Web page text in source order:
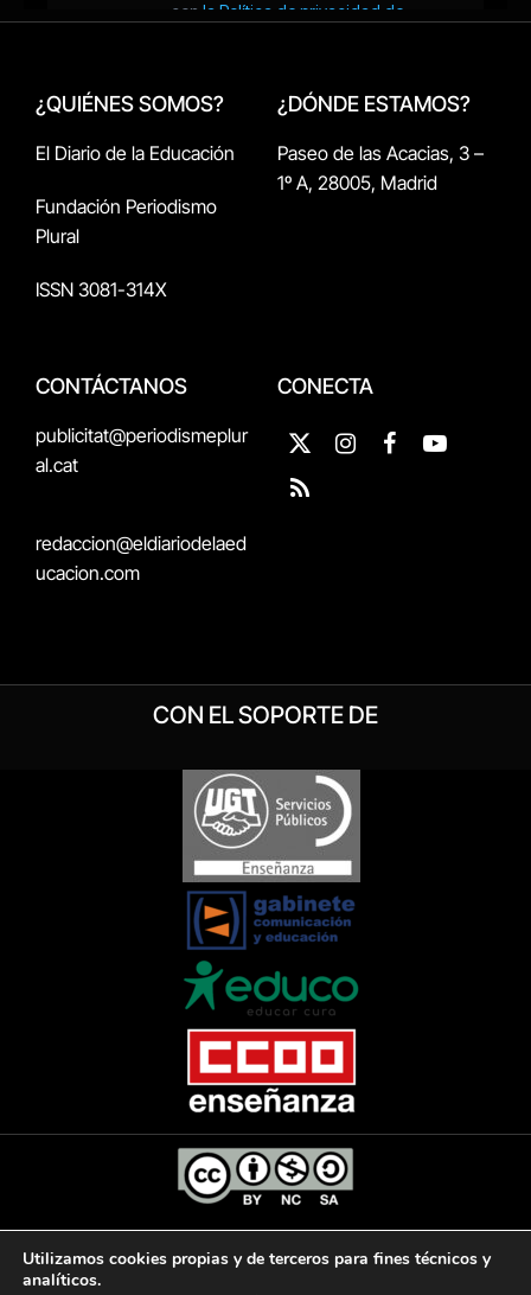
¿QUIÉNES SOMOS?
El Diario de la Educación
Fundación Periodismo
Plural
ISSN 3081-314X
¿DÓNDE ESTAMOS?
Paseo de las Acacias, 3 –
1º A, 28005, Madrid
CONTÁCTANOS
publicitat@periodismeplur
al.cat
redaccion@eldiariodelaed
ucacion.com
CONECTA
X
(Twitter)
InstagramFacebookYouTube
RSS
CON EL SOPORTE DE
Utilizamos cookies propias y de terceros para fines técnicos y
analíticos.